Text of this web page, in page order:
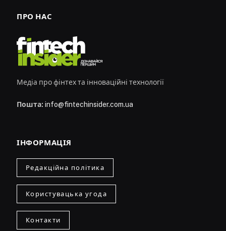
ПРО НАС
Медіа про фінтех та інноваційні технології
Пошта: info@fintechinsider.com.ua
ІНФОРМАЦІЯ
Редакційна політика
Користувацька угода
Контакти